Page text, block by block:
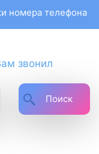
номера телефона
звонил
Поиск